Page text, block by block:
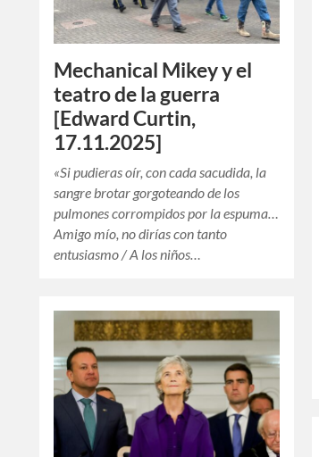
Mechanical Mikey y el
teatro de la guerra
[Edward Curtin,
17.11.2025]
«Si pudieras oír, con cada sacudida, la
sangre brotar gorgoteando de los
pulmones corrompidos por la espuma…
Amigo mío, no dirías con tanto
entusiasmo / A los niños…